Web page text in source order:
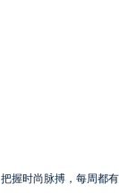
把握时尚脉搏，每周都